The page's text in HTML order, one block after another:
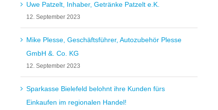
Uwe Patzelt, Inhaber, Getränke Patzelt e.K.
12. September 2023
Mike Plesse, Geschäftsführer, Autozubehör Plesse
GmbH &. Co. KG
12. September 2023
Sparkasse Bielefeld belohnt ihre Kunden fürs
Einkaufen im regionalen Handel!